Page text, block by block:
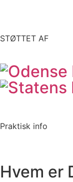
STØTTET AF
Praktisk info
Hvem er